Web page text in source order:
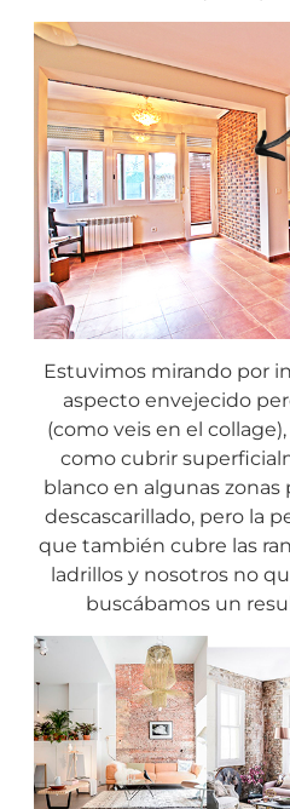
Estuvimos mirando por
aspecto envejecido
(como veis en el
como cubrir
blanco en algunas zonas
descascarillado, pero la
que también cubre las
ladrillos y nosotros no
buscábamos un